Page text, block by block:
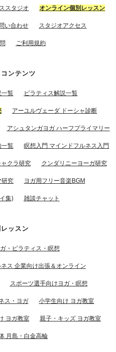
スタジオ オンライン個別レッスン
い合わせ スタジオアクセス
ご利用規約
ンテンツ
一覧 ピラティス解説一覧
アーユルヴェーダ ドーシャ診断
アシュタンガヨガ ハーフプライマリー
一覧 瞑想入門 マインドフルネス入門
クラ研究 クンダリニーヨーガ研究
研究 ヨガ用フリー音楽BGM
集) 雑談チャット
ッスン
・ピラティス・瞑想
ス 企業向け出張＆オンライン
スポーツ選手向けヨガ・瞑想
ス・ヨガ 小学生向け ヨガ教室
ヨガ教室 親子・キッズ ヨガ教室
月島・白金高輪